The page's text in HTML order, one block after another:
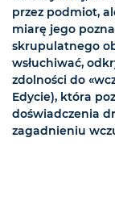
przez podmiot,
miarę jego
skrupulatnego
wsłuchiwać,
zdolności do
Edycie), która
doświadczenia
zagadnieniu